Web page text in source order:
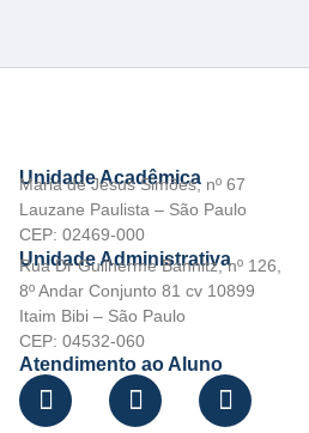
Unidade Acadêmica
Maria de Jesus Simões, nº 67
Lauzane Paulista – São Paulo
CEP: 02469-000
Unidade Administrativa
Rua Dr Guilherme Bannitz, nº 126,
8º Andar Conjunto 81 cv 10899
Itaim Bibi – São Paulo
CEP: 04532-060
Atendimento ao Aluno